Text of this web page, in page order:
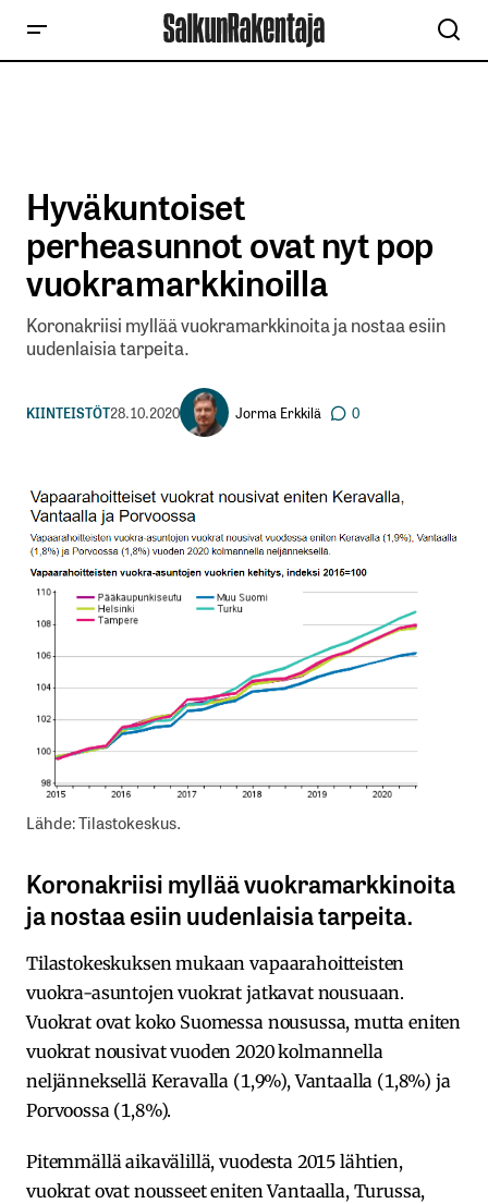
Hyväkuntoiset
perheasunnot ovat nyt pop
vuokramarkkinoilla
Koronakriisi myllää vuokramarkkinoita ja nostaa esiin
uudenlaisia tarpeita.
KIINTEISTÖT28.10.2020 Jorma Erkkilä 0
Lähde: Tilastokeskus.
Koronakriisi myllää vuokramarkkinoita
ja nostaa esiin uudenlaisia tarpeita.
Tilastokeskuksen mukaan vapaarahoitteisten
vuokra-asuntojen vuokrat jatkavat nousuaan.
Vuokrat ovat koko Suomessa nousussa, mutta eniten
vuokrat nousivat vuoden 2020 kolmannella
neljänneksellä Keravalla (1,9%), Vantaalla (1,8%) ja
Porvoossa (1,8%).
Pitemmällä aikavälillä, vuodesta 2015 lähtien,
vuokrat ovat nousseet eniten Vantaalla, Turussa,